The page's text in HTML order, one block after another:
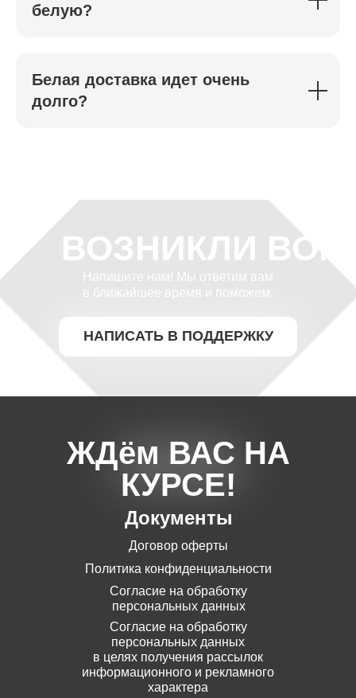
белую?
Белая доставка идет очень
долго?
ВОЗНИКЛИ
НАПИСАТЬ В ПОДДЕРЖКУ
Напишите нам! Мы ответим вам
в ближайшее время и поможем.
ЖДём ВАС НА
КУРСЕ!
Согласие на обработку
персональных данных
в целях получения рассылок
информационного и рекламного
характера
Согласие на обработку
персональных данных
Политика конфиденциальности
Договор оферты
Документы